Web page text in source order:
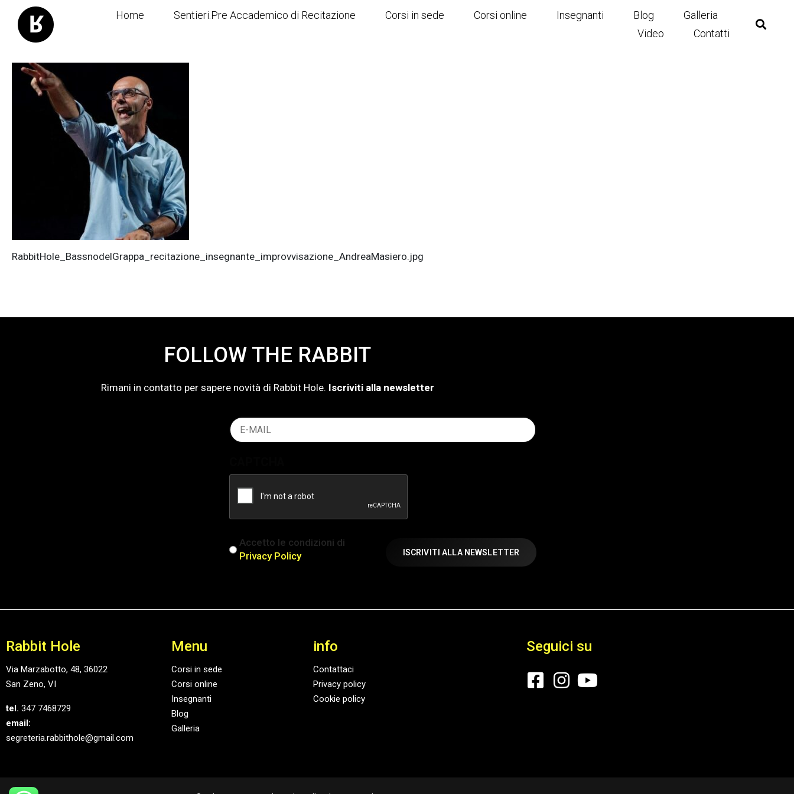
Home Sentieri.Pre Accademico di Recitazione Corsi in sede Corsi online Insegnanti Blog
Galleria
Video
Contatti
RabbitHole_BassnodelGrappa_recitazione_insegnante_improvvisazione_AndreaMasiero.jpg
FOLLOW THE RABBIT
Rimani in contatto per sapere novità di Rabbit Hole. Iscriviti alla newsletter
Email
(Obbligatorio)
iscrizione
(Obbligatorio)
Accetto le condizioni di
Privacy Policy
Rabbit Hole
Via Marzabotto, 48, 36022
San Zeno, VI
tel. 347 7468729
email:
segreteria.rabbithole@gmail.com
Menu
Corsi in sede
Corsi online
Insegnanti
Blog
Galleria
info
Contattaci
Privacy policy
Cookie policy
Seguici su